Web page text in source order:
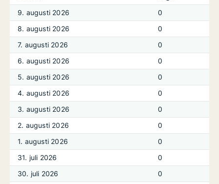
9. augusti 2026
0
8. augusti 2026
0
7. augusti 2026
0
6. augusti 2026
0
5. augusti 2026
0
4. augusti 2026
0
3. augusti 2026
0
2. augusti 2026
0
1. augusti 2026
0
31. juli 2026
0
30. juli 2026
0